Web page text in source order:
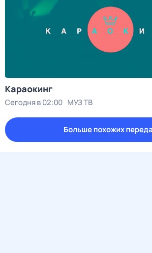
Караокинг
Сегодня в 02:00 МУЗ ТВ
Больше похожих